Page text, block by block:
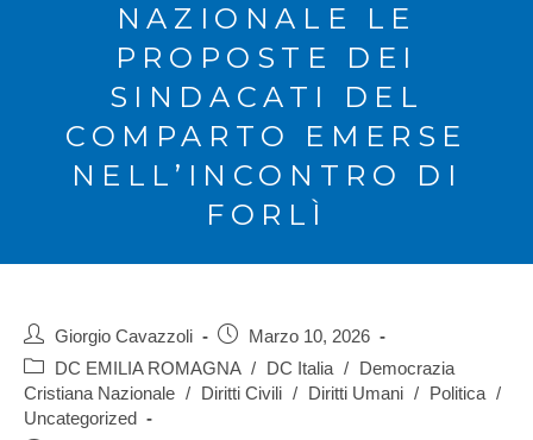
NAZIONALE LE
PROPOSTE DEI
SINDACATI DEL
COMPARTO EMERSE
NELL’INCONTRO DI
FORLÌ
Giorgio Cavazzoli
Marzo 10, 2026
DC EMILIA ROMAGNA / DC Italia /
Democrazia
Cristiana Nazionale / Diritti Civili / Diritti Umani / Politica /
Uncategorized